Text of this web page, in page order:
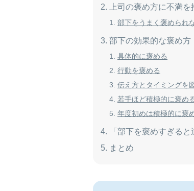
上司の褒め方に不満
部下をうまく褒められ
部下の効果的な褒め方
具体的に褒める
行動を褒める
伝え方とタイミングを
若手ほど積極的に褒め
年度初めは積極的に褒
「部下を褒めすぎる
まとめ